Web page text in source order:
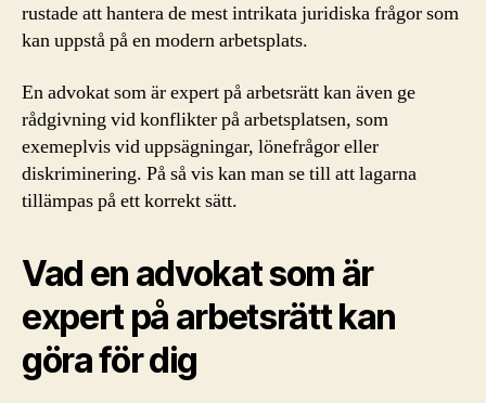
rustade att hantera de mest intrikata juridiska frågor som
kan uppstå på en modern arbetsplats.
En advokat som är expert på arbetsrätt kan även ge
rådgivning vid konflikter på arbetsplatsen, som
exemeplvis vid uppsägningar, lönefrågor eller
diskriminering. På så vis kan man se till att lagarna
tillämpas på ett korrekt sätt.
Vad en advokat som är
expert på arbetsrätt kan
göra för dig